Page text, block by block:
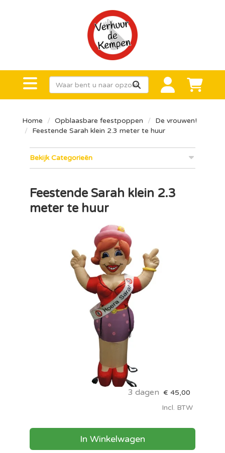
Home Opblaasbare feestpoppen
De vrouwen!
Feestende Sarah klein 2.3 meter te huur
Bekijk Categorieën
Feestende Sarah klein 2.3
meter te huur
3 dagen € 45,00
Incl. BTW
In Winkelwagen